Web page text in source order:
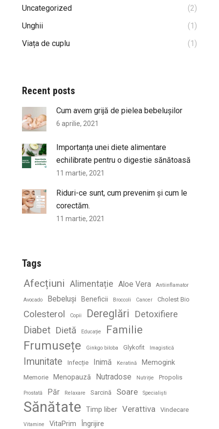
Uncategorized
(2)
Unghii
(1)
Viața de cuplu
(1)
Recent posts
Cum avem grijă de pielea bebelușilor
6 aprilie, 2021
Importanța unei diete alimentare
echilibrate pentru o digestie sănătoasă
11 martie, 2021
Riduri-ce sunt, cum prevenim și cum le
corectăm.
11 martie, 2021
Tags
Afecțiuni Alimentație Aloe Vera Antiinflamator
Avocado Bebeluși Beneficii Broccoli Cancer Cholest Bio
Colesterol Copii Dereglări Detoxifiere
Diabet Dietă Educație Familie
Frumusețe Ginkgo biloba Glykofit Imagistică
Imunitate Infecție Inimă Keratină Memogink
Memorie Menopauză Nutradose Nutriție Propolis
Prostată Păr Relaxare Sarcină Soare Specialiști
Sănătate Timp liber Verattiva Vindecare
Vitamine VitaPrim Îngrijire